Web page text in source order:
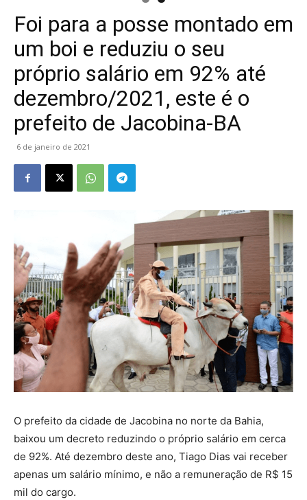
Foi para a posse montado em
um boi e reduziu o seu
próprio salário em 92% até
dezembro/2021, este é o
prefeito de Jacobina-BA
6 de janeiro de 2021
O prefeito da cidade de Jacobina no norte da Bahia,
baixou um decreto reduzindo o próprio salário em cerca
de 92%. Até dezembro deste ano, Tiago Dias vai receber
apenas um salário mínimo, e não a remuneração de R$ 15
mil do cargo.